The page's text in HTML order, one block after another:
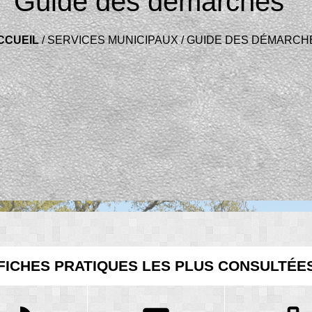
/SERVICES MUNICIPAUX/GUIDE DES
PRATIQUES LES PLUS